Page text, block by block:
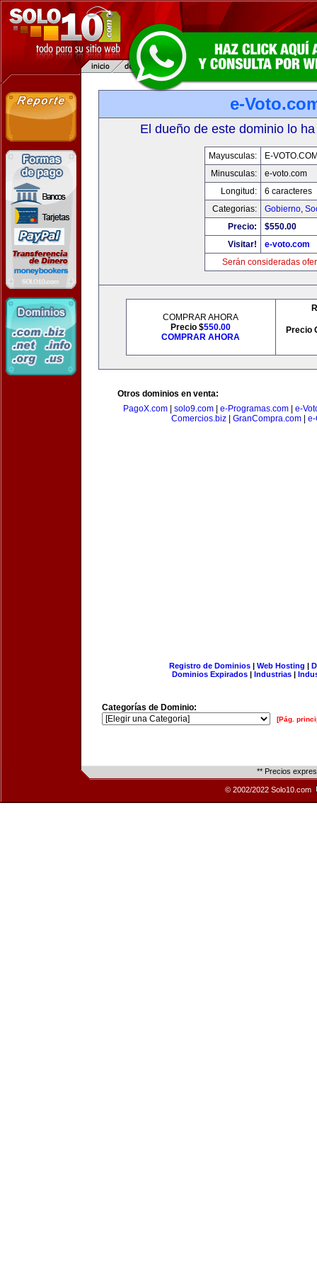
e-
El dueño de este dominio lo
Mayusculas:
E-
Minusculas:
e-voto.com
Longitud:
6 caracteres
Categorias:
Gobierno,
Precio:
$550.00
Visitar!
e-voto.com
Serán consideradas
COMPRAR AHORA
Precio $550.00
COMPRAR AHORA
Precio
Otros dominios en venta:
PagoX.com
solo9.com e-Programas.com
e-
Comercios.biz| GranCompra.com| e-
Registro de Dominios| Web Hosting |
Dominios Expirados | Industrias |
Categorías de Dominio:
[Pág.
** Precios
© 2002/2022 Solo10.com